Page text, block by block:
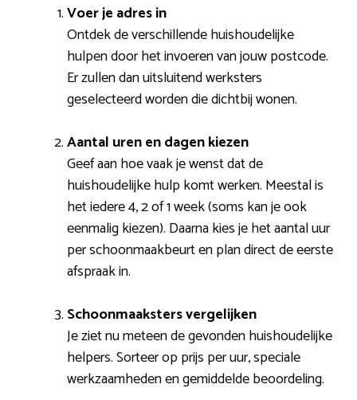
Voer je adres in
Ontdek de verschillende huishoudelijke
hulpen door het invoeren van jouw postcode.
Er zullen dan uitsluitend werksters
geselecteerd worden die dichtbij wonen.
Aantal uren en dagen kiezen
Geef aan hoe vaak je wenst dat de
huishoudelijke hulp komt werken. Meestal is
het iedere 4, 2 of 1 week (soms kan je ook
eenmalig kiezen). Daarna kies je het aantal uur
per schoonmaakbeurt en plan direct de eerste
afspraak in.
Schoonmaaksters vergelijken
Je ziet nu meteen de gevonden huishoudelijke
helpers. Sorteer op prijs per uur, speciale
werkzaamheden en gemiddelde beoordeling.